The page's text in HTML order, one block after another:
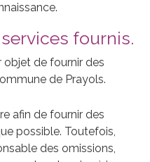
fournis.
objet de fournir des
de Prayols.
afin de fournir des
possible. Toutefois,
des omissions,